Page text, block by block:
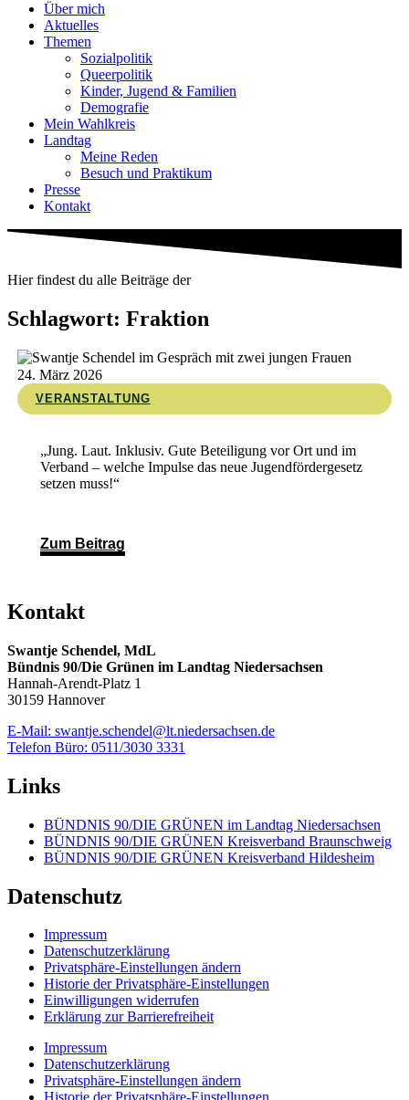
Über mich
Aktuelles
Themen
Sozialpolitik
Queerpolitik
Kinder, Jugend & Familien
Demografie
Mein Wahlkreis
Landtag
Meine Reden
Besuch und Praktikum
Presse
Kontakt
Hier findest du alle Beiträge der
Schlagwort: Fraktion
24. März 2026
VERANSTALTUNG
„Jung. Laut. Inklusiv. Gute Beteiligung vor Ort und im
Verband – welche Impulse das neue Jugendfördergesetz
setzen muss!“
Zum Beitrag
Kontakt
Swantje Schendel, MdL
Bündnis 90/Die Grünen im Landtag Niedersachsen
Hannah-Arendt-Platz 1
30159 Hannover
E-Mail: swantje.schendel@lt.niedersachsen.de
Telefon Büro: 0511/3030 3331
Links
BÜNDNIS 90/DIE GRÜNEN im Landtag Niedersachsen
BÜNDNIS 90/DIE GRÜNEN Kreisverband Braunschweig
BÜNDNIS 90/DIE GRÜNEN Kreisverband Hildesheim
Datenschutz
Impressum
Datenschutzerklärung
Privatsphäre-Einstellungen ändern
Historie der Privatsphäre-Einstellungen
Einwilligungen widerrufen
Erklärung zur Barrierefreiheit
Impressum
Datenschutzerklärung
Privatsphäre-Einstellungen ändern